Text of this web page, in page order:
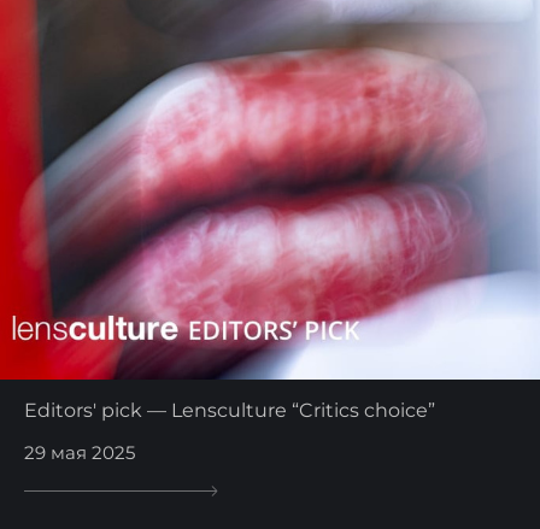
Editors' pick — Lensculture “Critics choice”
29 мая 2025